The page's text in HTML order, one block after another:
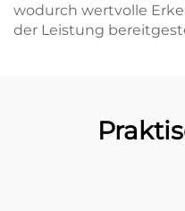
wodurch wertvolle
der Leistung